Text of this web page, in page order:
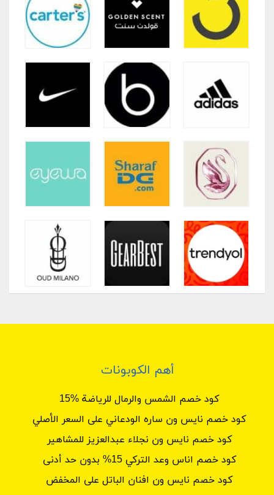
أهم الكوبونات
كود خصم الشمس والرمال للرياضة %15
كود خصم نايس ون ساره الودعاني على السعر الأصلي
كود خصم نايس ون نجلاء عبدالعزيز للمشاهير
كود خصم اناس وعد التركي 15% بدون حد أدنى
كود خصم نايس ون افنان الباتل على المخفض